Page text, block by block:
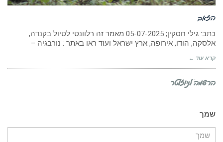
הזאב
כתב: גילי חסקין; 05-07-2025 מאמר זה רלוונטי לטיול בקנדה,
אלסקה, הודו, אירופה, ארץ ישראל ועוד ראו באתר : נורבגיה –
קרא עוד ←
הרשמה לניוזלטר
שמך